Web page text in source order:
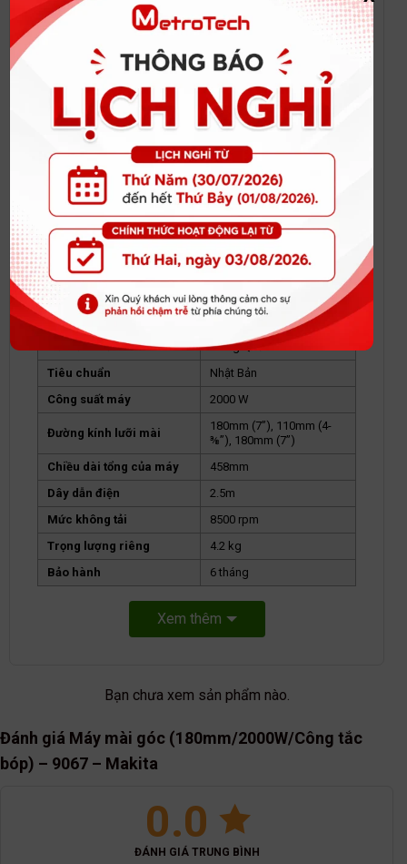
Máy mài Makita 9067
THÔNG SỐ KỸ THUẬT CỦA CHIẾC MÁY
MÀI GÓC MAKITA 9067
Hãng sản xuất
Makita
Mã sản phẩm
Nơi sản xuất
Trung Quốc
Tiêu chuẩn
Nhật Bản
Công suất máy
2000 W
Đường kính lưỡi mài
180mm (7’’), 110mm (4-
⅜’’), 180mm (7’’)
Chiều dài tổng của máy
458mm
Dây dẫn điện
2.5m
Mức không tải
8500 rpm
Trọng lượng riêng
4.2 kg
Bảo hành
6 tháng
Xem thêm
Bạn chưa xem sản phẩm nào.
Đánh giá Máy mài góc (180mm/2000W/Công tắc
bóp) – 9067 – Makita
0.0
ĐÁNH GIÁ TRUNG BÌNH